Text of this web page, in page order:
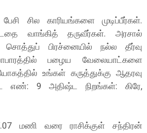
சில காரியங்களை முடிப்பீர்கள்.
வாங்கித் தருவீர்கள். அரசால்
பிரச்னையில் நல்ல தீர்வு
பழைய வேலையாட்களை
உங்கள் கருத்துக்கு ஆதரவு
எண்: 9 அதிஷ்ட நிறங்கள்: கிரே,
மணி வரை ராசிக்குள் சந்திரன்